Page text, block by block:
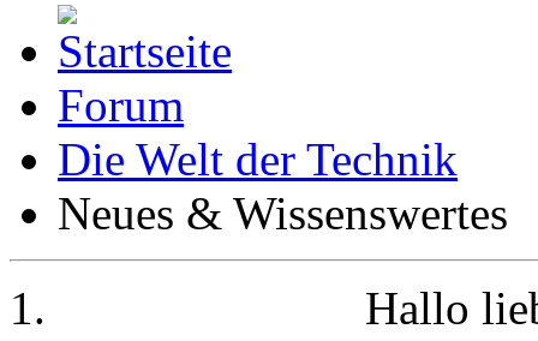
Forum
Die Welt der Technik
Neues & Wissenswertes
Hallo